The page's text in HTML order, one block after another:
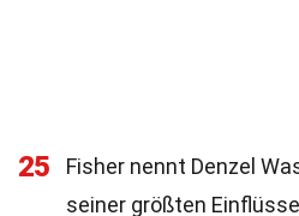
25
Fisher nennt Denzel
seiner größten